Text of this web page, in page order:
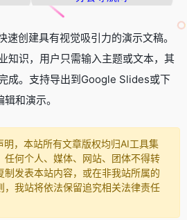
创建具有视觉吸引力的演示文稿。
知识，用户只需输入主题或文本，其
成。支持导出到Google Slides或下
和演示。
，本站所有文章版权均归AI工具集
任何个人、媒体、网站、团体不得转
制发表本站内容，或在非我站所属的
，我站将依法保留追究相关法律责任